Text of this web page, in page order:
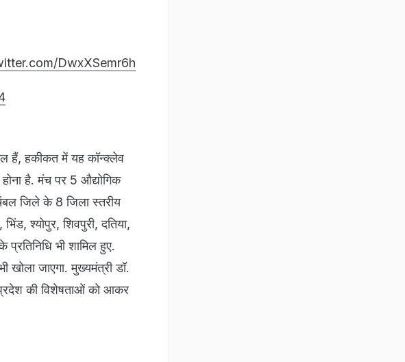
DwxXSemr6h
हैं, हकीकत में यह कॉन्क्लेव
है. मंच पर 5 औद्योगिक
जिले के 8 जिला स्तरीय
श्योपुर, शिवपुरी, दतिया,
भी शामिल हुए.
खोला जाएगा. मुख्यमंत्री डॉ.
की विशेषताओं को आकर